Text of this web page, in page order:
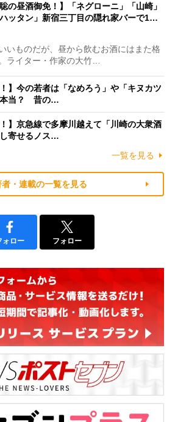
聡の昼酒御免！】「ネグローニ」「山崎」
ハッタン」新宿三丁目の隠れ家バーで1…
いものだが、昼から飲むお酒にはまた格
イター・作家の大竹…
】今の若者は「なめろう」や「キヌカツ
本当？ 昔の…
】京急線で多摩川越えて「川崎の大衆酒
寄せるノス…
一覧を見る
者・連載の一覧を見る
ォロー フォロー